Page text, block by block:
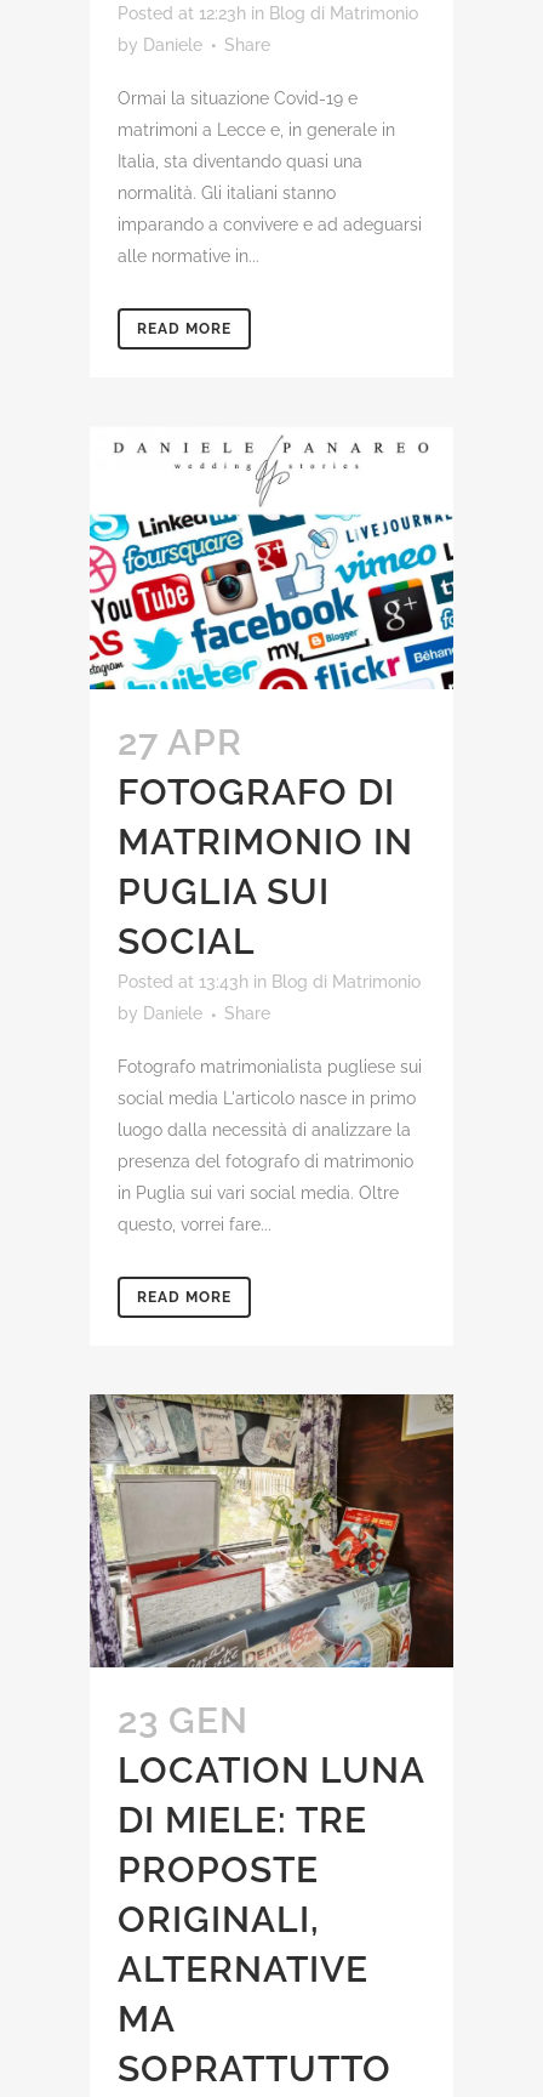
Posted at 12:23h in Blog di Matrimonio
by Daniele Share
Ormai la situazione Covid-19 e
matrimoni a Lecce e, in generale in
Italia, sta diventando quasi una
normalità. Gli italiani stanno
imparando a convivere e ad adeguarsi
alle normative in...
READ MORE
27 APR
FOTOGRAFO DI
MATRIMONIO IN
PUGLIA SUI
SOCIAL
Posted at 13:43h in Blog di Matrimonio
by Daniele Share
Fotografo matrimonialista pugliese sui
social media L'articolo nasce in primo
luogo dalla necessità di analizzare la
presenza del fotografo di matrimonio
in Puglia sui vari social media. Oltre
questo, vorrei fare...
READ MORE
23 GEN
LOCATION LUNA
DI MIELE: TRE
PROPOSTE
ORIGINALI,
ALTERNATIVE
MA
SOPRATTUTTO